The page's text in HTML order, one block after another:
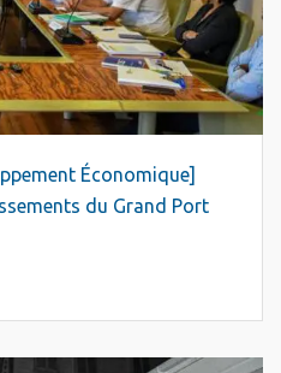
Économique]
du Grand Port